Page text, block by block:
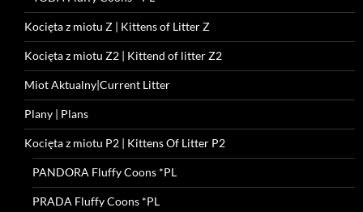
Kocięta z miotu Z | Kittens of Litter Z
Kocięta z miotu Z2 | Kittend of litter Z2
Miot Aktualny|Current Litter
Plany | Plans
Kocięta z miotu P2 | Kittens Of Litter P2
PANDORA Fluffy Coons *PL
PRADA Fluffy Coons *PL